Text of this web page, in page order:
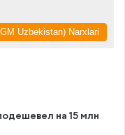
Uzbekistan) Narxlari
на 15 млн